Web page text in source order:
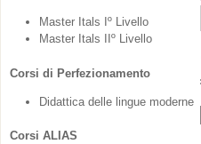
Master Itals Iº Livello
Master Itals IIº Livello
Corsi di Perfezionamento
Didattica delle lingue moderne
Corsi ALIAS